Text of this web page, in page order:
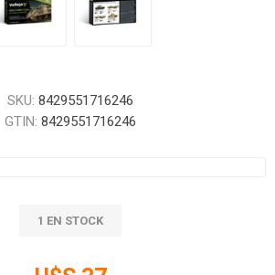
SKU: 8429551716246
GTIN: 8429551716246
1 EN STOCK